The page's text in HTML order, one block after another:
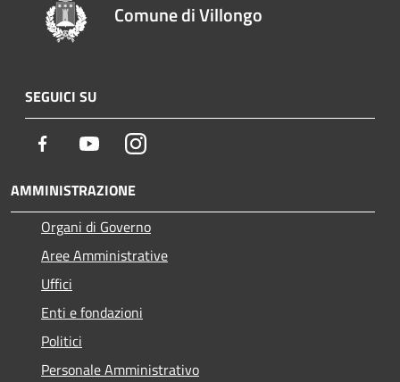
Comune di Villongo
SEGUICI SU
Facebook YoutubeInstagram
AMMINISTRAZIONE
Organi di Governo
Aree Amministrative
Uffici
Enti e fondazioni
Politici
Personale Amministrativo